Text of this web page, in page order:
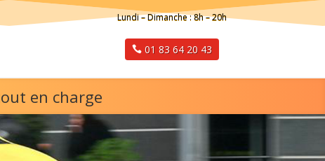
Lundi – Dimanche : 8h – 20h
01 83 64 20 43
en charge